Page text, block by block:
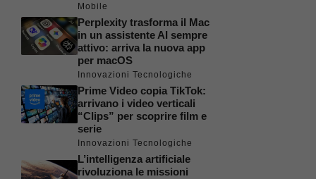
Mobile
Perplexity trasforma il Mac
in un assistente AI sempre
attivo: arriva la nuova app
per macOS
Innovazioni Tecnologiche
Prime Video copia TikTok:
arrivano i video verticali
“Clips” per scoprire film e
serie
Innovazioni Tecnologiche
L’intelligenza artificiale
rivoluziona le missioni